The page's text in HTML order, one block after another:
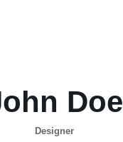
Doe
Designer